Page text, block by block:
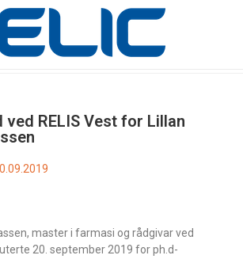
ved RELIS Vest for Lillan
master i farmasi og rådgivar ved
20. september 2019 for ph.d-